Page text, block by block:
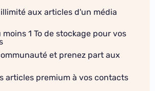
aux articles d'un média
1 To de stockage pour vos
et prenez part aux
articles premium à vos contacts